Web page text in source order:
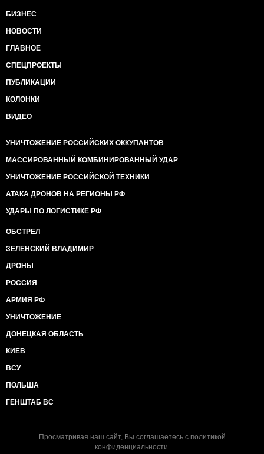
БИЗНЕС
НОВОСТИ
ГЛАВНОЕ
СПЕЦПРОЕКТЫ
ПУБЛИКАЦИИ
КОЛОНКИ
ВИДЕО
УНИЧТОЖЕНИЕ РОССИЙСКИХ ОККУПАНТОВ
МАССИРОВАННЫЙ КОМБИНИРОВАННЫЙ УДАР
УНИЧТОЖЕНИЕ РОССИЙСКОЙ ТЕХНИКИ
АТАКА ДРОНОВ НА РЕГИОНЫ РФ
УДАРЫ ПО ЛОГИСТИКЕ РФ
ОБСТРЕЛ
ЗЕЛЕНСКИЙ ВЛАДИМИР
ДРОНЫ
РОССИЯ
АРМИЯ РФ
УНИЧТОЖЕНИЕ
ДОНЕЦКАЯ ОБЛАСТЬ
КИЕВ
ВСУ
ПОЛЬША
ГЕНШТАБ ВС
Просматривая наш сайт, Вы соглашаетесь с политикой
конфиденциальности.